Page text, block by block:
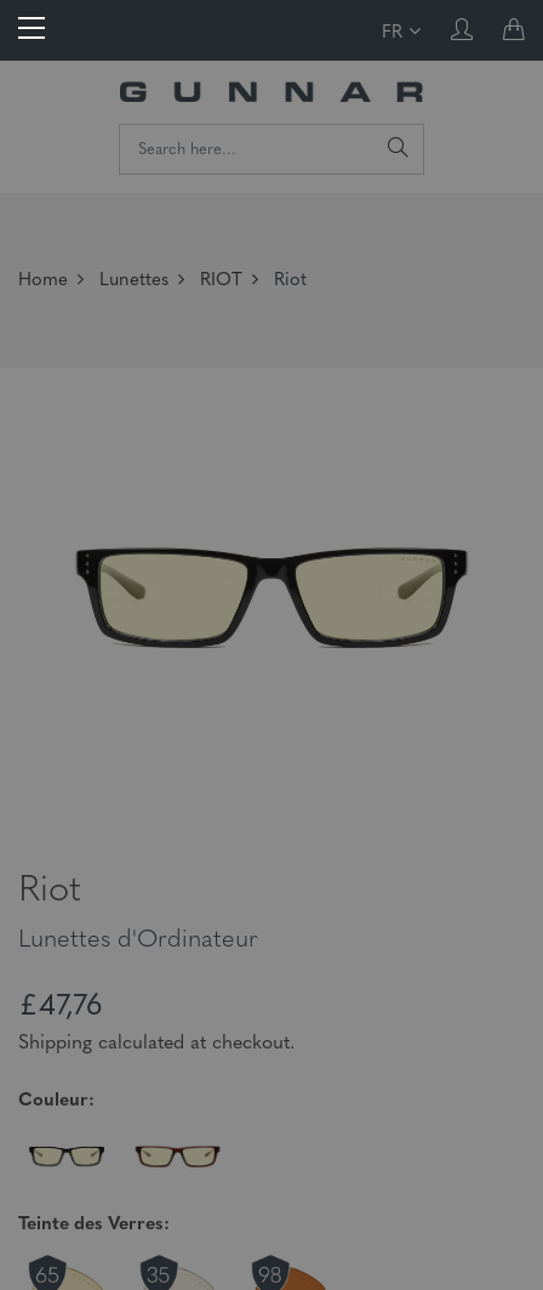
FR
Home Lunettes RIOT Riot
Riot
Lunettes d'Ordinateur
£47,76
Shipping calculated at checkout.
Couleur:
Teinte des Verres: